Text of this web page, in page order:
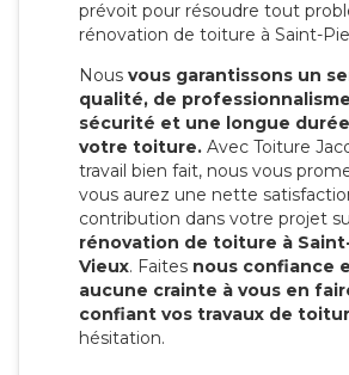
prévoit pour résoudre tout
rénovation de toiture à Saint-
Nous vous garantissons un
qualité, de
sécurité et une longue
votre toiture. Avec Toiture
travail bien fait, nous vous
vous aurez une nette
contribution dans votre projet
rénovation de toiture à
Vieux. Faites nous confiance
aucune crainte à vous en
confiant vos travaux de
hésitation.